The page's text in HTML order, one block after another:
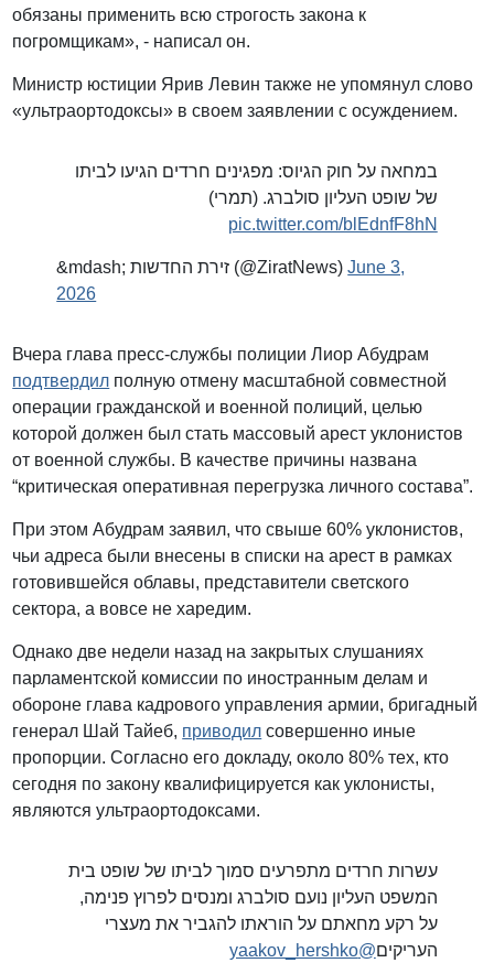
обязаны применить всю строгость закона к
погромщикам», - написал он.
Министр юстиции Ярив Левин также не упомянул слово
«ультраортодоксы» в своем заявлении с осуждением.
במחאה על חוק הגיוס: מפגינים חרדים הגיעו לביתו
של שופט העליון סולברג. (תמרי)
pic.twitter.com/blEdnfF8hN
&mdash; זירת החדשות (@ZiratNews)June 3,
2026
Вчера глава пресс-службы полиции Лиор Абудрам
подтвердил полную отмену масштабной совместной
операции гражданской и военной полиций, целью
которой должен был стать массовый арест уклонистов
от военной службы. В качестве причины названа
“критическая оперативная перегрузка личного состава”.
При этом Абудрам заявил, что свыше 60% уклонистов,
чьи адреса были внесены в списки на арест в рамках
готовившейся облавы, представители светского
сектора, а вовсе не харедим.
Однако две недели назад на закрытых слушаниях
парламентской комиссии по иностранным делам и
обороне глава кадрового управления армии, бригадный
генерал Шай Тайеб, приводил совершенно иные
пропорции. Согласно его докладу, около 80% тех, кто
сегодня по закону квалифицируется как уклонисты,
являются ультраортодоксами.
עשרות חרדים מתפרעים סמוך לביתו של שופט בית
המשפט העליון נועם סולברג ומנסים לפרוץ פנימה,
על רקע מחאתם על הוראתו להגביר את מעצרי
העריקים@yaakov_hershko